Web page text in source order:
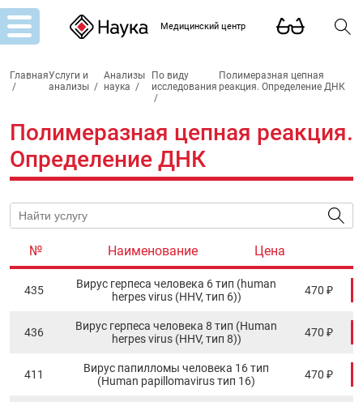
Медицинский центр
Главная
/
Услуги и
анализы /
Анализы
наука /
По виду
исследования
/
Полимеразная цепная
реакция. Определение ДНК
Полимеразная цепная реакция.
Определение ДНК
№ Наименование Цена
435
Вирус герпеса человека 6 тип (human
herpes virus (HHV, тип 6))
470 ₽
436
Вирус герпеса человека 8 тип (Human
herpes virus (HHV, тип 8))
470 ₽
411
Вирус папилломы человека 16 тип
(Human papillomavirus тип 16)
470 ₽